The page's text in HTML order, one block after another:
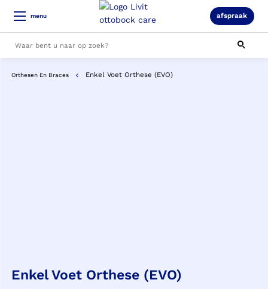
menu afspraak
Alle resultaten
Orthesen En Braces Enkel Voet Orthese (EVO)
Enkel Voet Orthese (EVO)